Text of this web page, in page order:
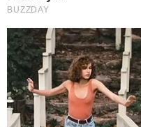
2 กำจัดคราบสกปรกบนเบาะ
น้ำส้มสายชู เบกกิ้งโซดา น้ำย
ให้เข้ากัน แล้วฉีดไปตรงเบา
ใช้ผ้าสะอาดมาเช็ดออก เท่า